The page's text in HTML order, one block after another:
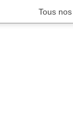
Tous